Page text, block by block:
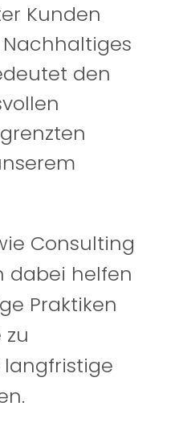
Kunden
den
e Consulting
dabei helfen
Praktiken
zu